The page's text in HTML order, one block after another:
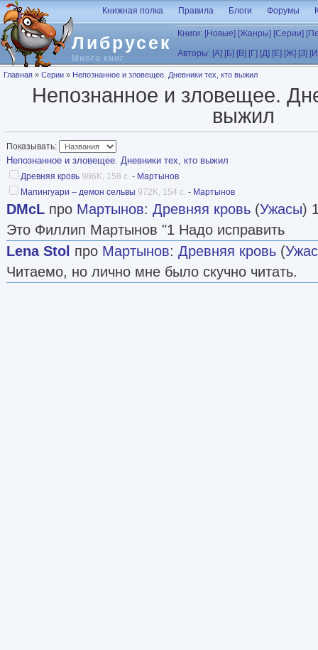
Перейти к основному содержанию
Либрусек
Много книг
Книжная полка Правила Блоги Форумы
Книги: [Новые] [Жанры] [Серии]
Авторы: [А] [Б] [В] [Г] [Д] [Е] [Ж] [З]
Вы здесь
Главная » Серии » Непознанное и зловещее. Дневники тех, кто выжил
Непознанное и зловещее.
выжил
Показывать:
Непознанное и зловещее. Дневники тех, кто выжил
Древняя кровь 986K, 158 с. - Мартынов
Мапингуари – демон сельвы 972K, 154 с. - Мартынов
DMcL про Мартынов: Древняя кровь (Ужасы)
Это Филлип Мартынов "1 Надо исправить
Lena Stol про Мартынов: Древняя кровь (
Читаемо, но лично мне было скучно читать.